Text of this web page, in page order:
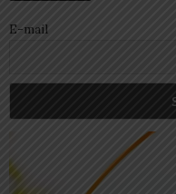
E-mail